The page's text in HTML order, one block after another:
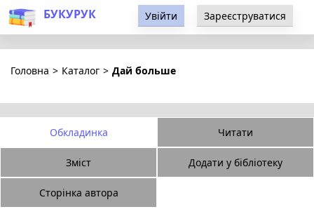
БУКУРУК Увійти Зареєструватися
Головна > Каталог > Дай больше
Обкладинка Читати
Зміст Додати у бібліотеку
Сторінка автора